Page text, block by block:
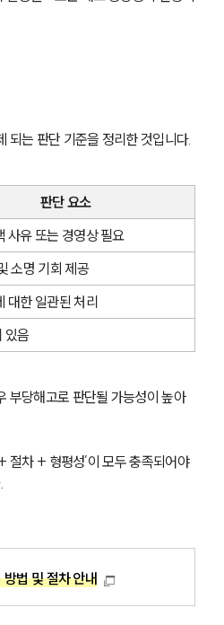
되는 판단 기준을 정리한 것입니다.
판단 요소
사유 또는 경영상 필요
소명 기회 제공
대한 일관된 처리
있음
부당해고로 판단될 가능성이 높아
절차 + 형평성’이 모두 충족되어야
법 및 절차 안내